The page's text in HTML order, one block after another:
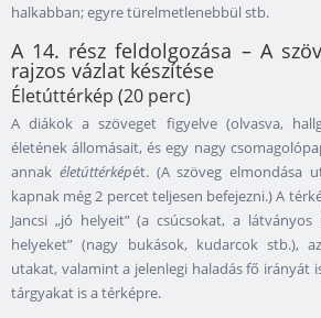
halkabban; egyre türelmetlenebbül stb.
A 14. rész feldolgozása – A
rajzos vázlat készítése
Életúttérkép (20 perc)
A diákok a szöveget figyelve (olvasva,
életének állomásait, és egy nagy
annak életúttérképét. (A szöveg elmondása
kapnak még 2 percet teljesen befejezni.) A
Jancsi „jó helyeit” (a csúcsokat, a
helyeket” (nagy bukások, kudarcok stb.),
utakat, valamint a jelenlegi haladás fő irányát
tárgyakat is a térképre.